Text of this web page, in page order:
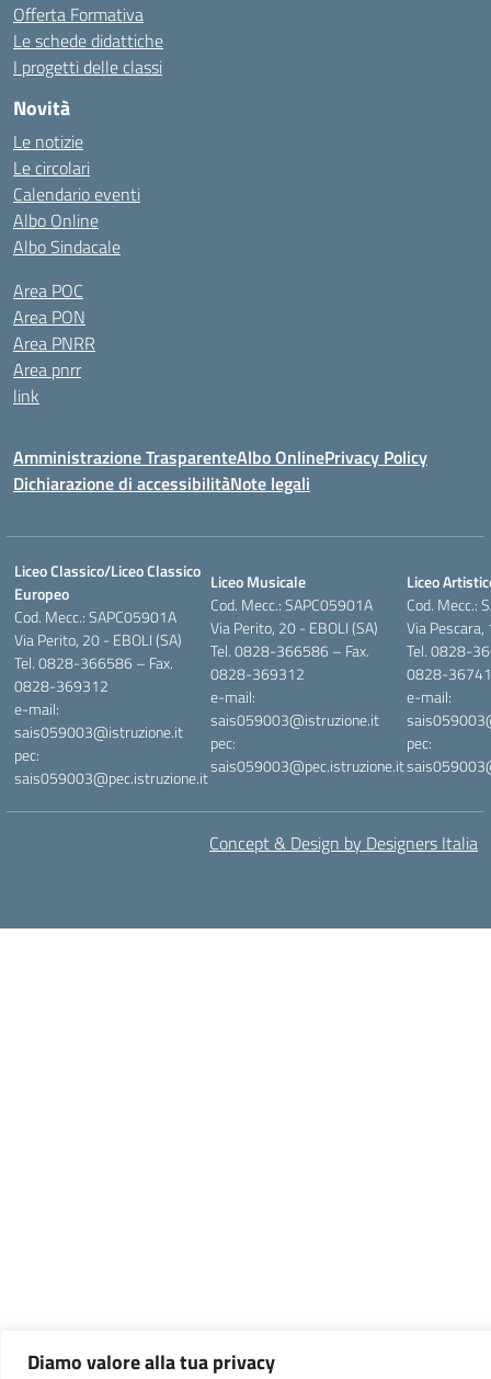
Diamo valore alla tua privacy
Offerta Formativa
Le schede didattiche
I progetti delle classi
Novità
Le notizie
Le circolari
Calendario eventi
Albo Online
Albo Sindacale
Area POC
Area PON
Area PNRR
Area pnrr
link
Amministrazione TrasparenteAlbo OnlinePrivacy Policy
Dichiarazione di accessibilitàNote legali
Liceo Classico/Liceo Classico
Europeo
Cod. Mecc.: SAPC05901A
Via Perito, 20 - EBOLI (SA)
Tel. 0828-366586 – Fax.
0828-369312
e-mail:
sais059003@istruzione.it
pec:
sais059003@pec.istruzione.it
Liceo Musicale
Cod. Mecc.: SAPC05901A
Via Perito, 20 - EBOLI (SA)
Tel. 0828-366586 – Fax.
0828-369312
e-mail:
sais059003@istruzione.it
pec:
sais059003@pec.istruzione.it
Liceo
Cod. Mecc.:
Via
Tel. 0828-
0828-
e-mail:
pec:
Concept & Design by Designers Italia